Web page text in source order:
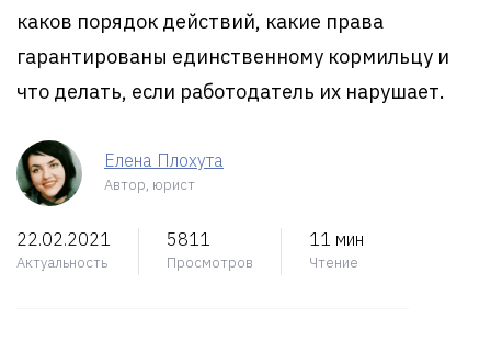
каков порядок действий, какие права
гарантированы единственному кормильцу и
что делать, если работодатель их нарушает.
Елена Плохута
Автор, юрист
22.02.2021
Актуальность
5811
Просмотров
11 мин
Чтение